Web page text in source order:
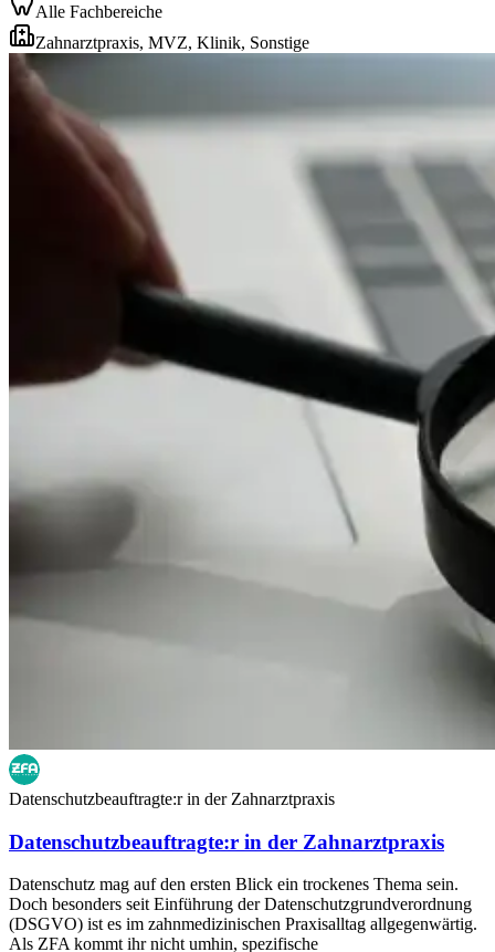
Alle Fachbereiche
Zahnarztpraxis, MVZ, Klinik, Sonstige
Datenschutzbeauftragte:r in der Zahnarztpraxis
Datenschutzbeauftragte:r in der Zahnarztpraxis
Datenschutz mag auf den ersten Blick ein trockenes Thema sein.
Doch besonders seit Einführung der Datenschutzgrundverordnung
(DSGVO) ist es im zahnmedizinischen Praxisalltag allgegenwärtig.
Als ZFA kommt ihr nicht umhin, spezifische